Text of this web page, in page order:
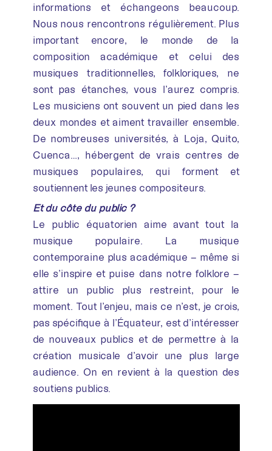
informations et échangeons beaucoup.
Nous nous rencontrons régulièrement. Plus
important encore, le monde de la
composition académique et celui des
musiques traditionnelles, folkloriques, ne
sont pas étanches, vous l’aurez compris.
Les musiciens ont souvent un pied dans les
deux mondes et aiment travailler ensemble.
De nombreuses universités, à Loja, Quito,
Cuenca…, hébergent de vrais centres de
musiques populaires, qui forment et
soutiennent les jeunes compositeurs.
Et du côté du public ?
Le public équatorien aime avant tout la
musique populaire. La musique
contemporaine plus académique – même si
elle s’inspire et puise dans notre folklore –
attire un public plus restreint, pour le
moment. Tout l’enjeu, mais ce n’est, je crois,
pas spécifique à l’Équateur, est d’intéresser
de nouveaux publics et de permettre à la
création musicale d’avoir une plus large
audience. On en revient à la question des
soutiens publics.